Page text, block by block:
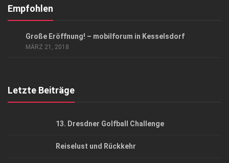
Kontakt, Impressum
Empfohlen
Große Eröffnung! – mobilforum in Kesselsdorf
MÄRZ 21, 2018
Letzte Beiträge
13. Dresdner Golfball Challenge
Reiselust und Rückkehr